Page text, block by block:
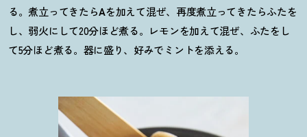
る。煮立ってきたらAを加えて混ぜ、再度煮立ってきたらふたを
し、弱火にして20分ほど煮る。レモンを加えて混ぜ、ふたをし
て5分ほど煮る。器に盛り、好みでミントを添える。